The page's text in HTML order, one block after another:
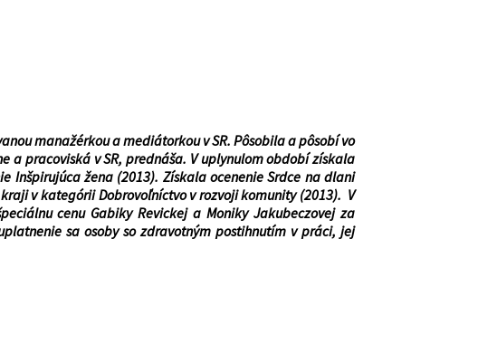
manažérkou a mediátorkouv SR. Pôsobila a pôsobí vo
a pracoviská v SR, prednáša. V uplynulom obdobízískala
Inšpirujúca žena (2013). Získala ocenenie Srdce na dlani
v kategórii Dobrovoľníctvo v rozvoji komunity (2013). V
cenu Gabiky Revickej a Moniky Jakubeczovej za
sa osoby so zdravotným postihnutím v práci, jej